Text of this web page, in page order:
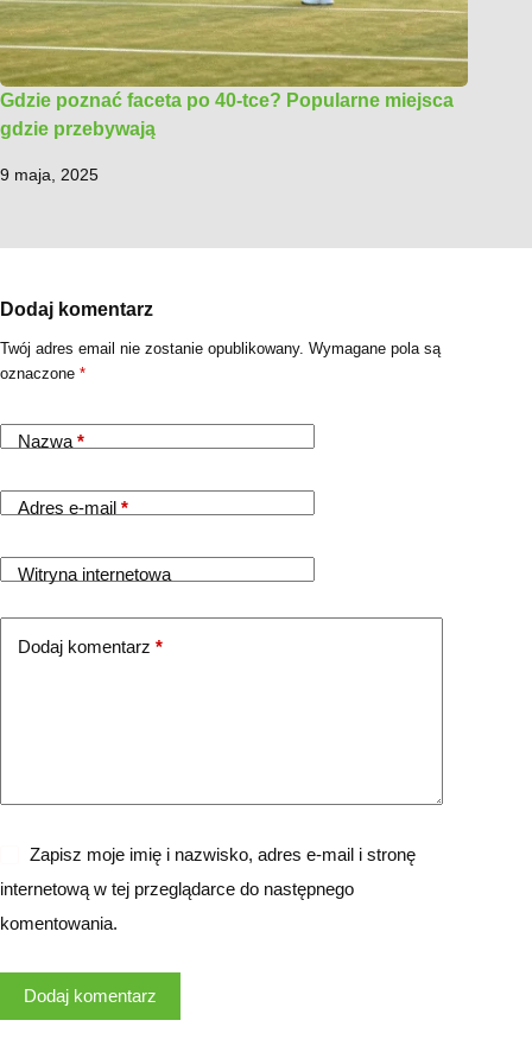
Gdzie poznać faceta po 40-tce? Popularne miejsca
gdzie przebywają
9 maja, 2025
Dodaj komentarz
Twój adres email nie zostanie opublikowany. Wymagane pola są
oznaczone *
Nazwa *
Adres e-mail *
Witryna internetowa
Dodaj komentarz *
Zapisz moje imię i nazwisko, adres e-mail i stronę
internetową w tej przeglądarce do następnego
komentowania.
Dodaj komentarz